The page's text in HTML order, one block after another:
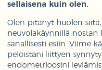
sellaisena kuin olen.
Olen pitänyt huolen siitä,
neuvolakäynnillä nostan
sanallisesti esiin. Viime
peloistani liittyen
endometrioosini